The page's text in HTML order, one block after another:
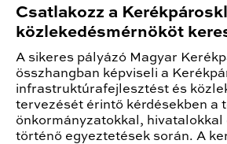
Csatlakozz a
közlekedésmérnököt
A sikeres pályázó Magyar
összhangban képviseli a
infrastruktúrafejlesztést és
tervezését érintő kérdésekben a
önkormányzatokkal,
történő egyeztetések során. A